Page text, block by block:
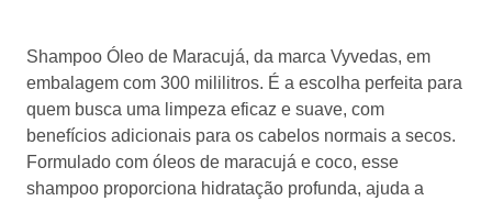
Shampoo Óleo de Maracujá, da marca Vyvedas, em
embalagem com 300 mililitros. É a escolha perfeita para
quem busca uma limpeza eficaz e suave, com benefícios
adicionais para os cabelos normais a secos. Formulado
com óleos de maracujá e coco, esse shampoo
proporciona hidratação profunda, ajuda a controlar a